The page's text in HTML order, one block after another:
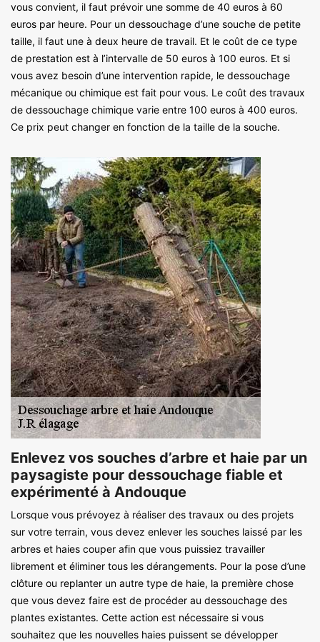
vous convient, il faut prévoir une somme de 40 euros à 60
euros par heure. Pour un dessouchage d’une souche de petite
taille, il faut une à deux heure de travail. Et le coût de ce type
de prestation est à l’intervalle de 50 euros à 100 euros. Et si
vous avez besoin d’une intervention rapide, le dessouchage
mécanique ou chimique est fait pour vous. Le coût des travaux
de dessouchage chimique varie entre 100 euros à 400 euros.
Ce prix peut changer en fonction de la taille de la souche.
Enlevez vos souches d’arbre et haie par un
paysagiste pour dessouchage fiable et
expérimenté à Andouque
Lorsque vous prévoyez à réaliser des travaux ou des projets
sur votre terrain, vous devez enlever les souches laissé par les
arbres et haies couper afin que vous puissiez travailler
librement et éliminer tous les dérangements. Pour la pose d’une
clôture ou replanter un autre type de haie, la première chose
que vous devez faire est de procéder au dessouchage des
plantes existantes. Cette action est nécessaire si vous
souhaitez que les nouvelles haies puissent se développer